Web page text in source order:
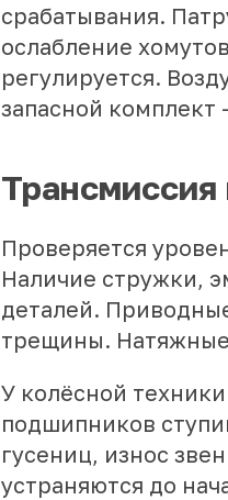
срабатывания.
ослабление
регулируется.
запасной комплект
Трансмиссия
Проверяется
Наличие стружки,
деталей.
трещины. Натяжные
У колёсной
подшипников
гусениц, износ
устраняются до